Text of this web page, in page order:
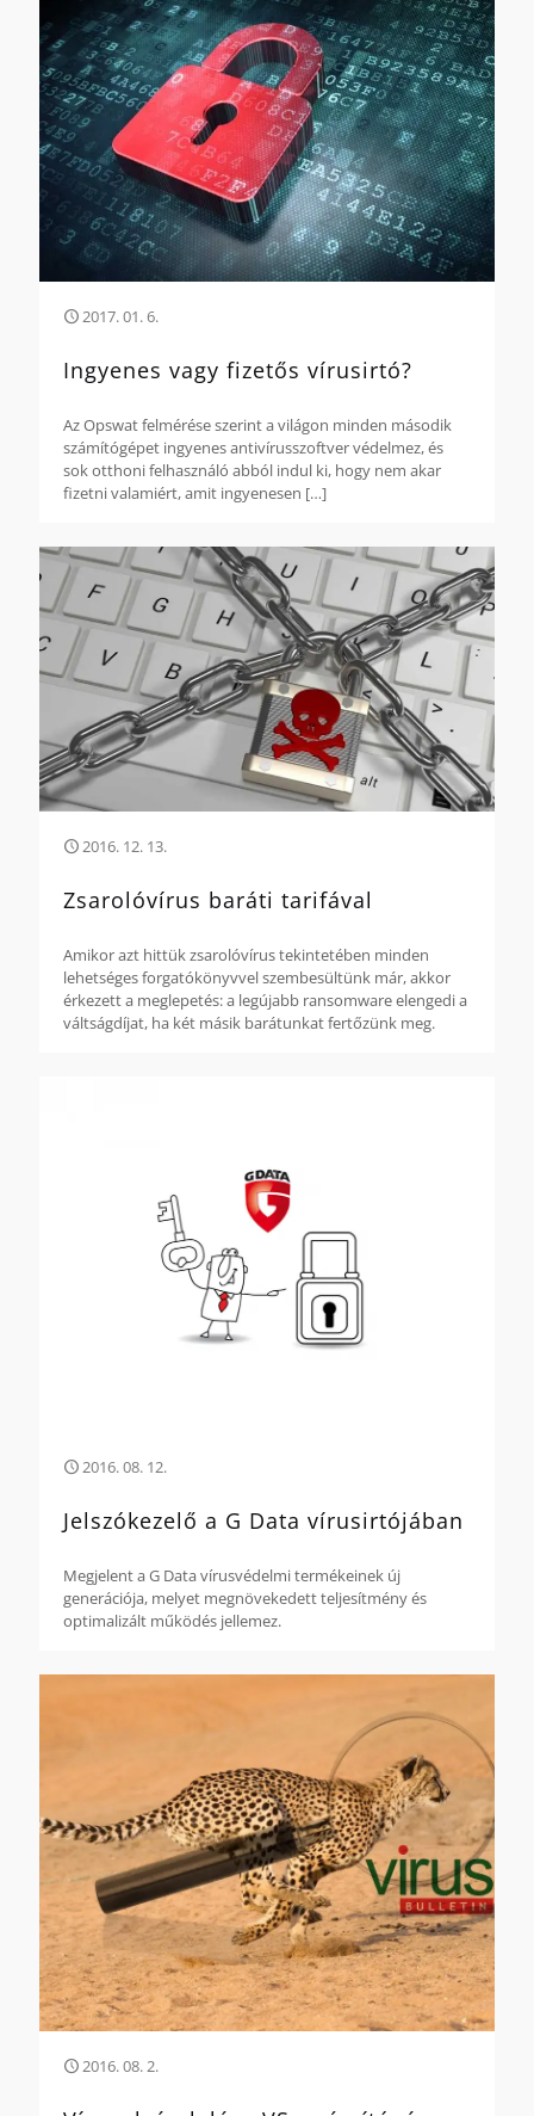
2017. 01. 6.
Ingyenes vagy fizetős vírusirtó?
Az Opswat felmérése szerint a világon minden második
számítógépet ingyenes antivírusszoftver védelmez, és
sok otthoni felhasználó abból indul ki, hogy nem akar
fizetni valamiért, amit ingyenesen […]
2016. 12. 13.
Zsarolóvírus baráti tarifával
Amikor azt hittük zsarolóvírus tekintetében minden
lehetséges forgatókönyvvel szembesültünk már, akkor
érkezett a meglepetés: a legújabb ransomware elengedi a
váltságdíjat, ha két másik barátunkat fertőzünk meg.
2016. 08. 12.
Jelszókezelő a G Data vírusirtójában
Megjelent a G Data vírusvédelmi termékeinek új
generációja, melyet megnövekedett teljesítmény és
optimalizált működés jellemez.
2016. 08. 2.